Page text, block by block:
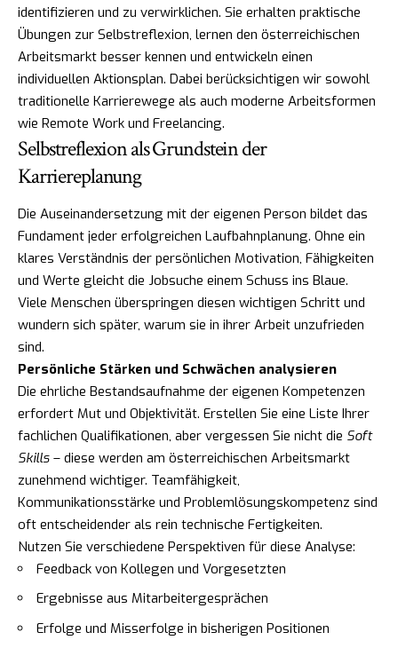
identifizieren und zu verwirklichen. Sie erhalten praktische
Übungen zur Selbstreflexion, lernen den österreichischen
Arbeitsmarkt besser kennen und entwickeln einen
individuellen Aktionsplan. Dabei berücksichtigen wir sowohl
traditionelle Karrierewege als auch moderne Arbeitsformen
wie Remote Work und Freelancing.
Selbstreflexion als Grundstein der
Karriereplanung
Die Auseinandersetzung mit der eigenen Person bildet das
Fundament jeder erfolgreichen Laufbahnplanung. Ohne ein
klares Verständnis der persönlichen Motivation, Fähigkeiten
und Werte gleicht die Jobsuche einem Schuss ins Blaue.
Viele Menschen überspringen diesen wichtigen Schritt und
wundern sich später, warum sie in ihrer Arbeit unzufrieden
sind.
Persönliche Stärken und Schwächen analysieren
Die ehrliche Bestandsaufnahme der eigenen Kompetenzen
erfordert Mut und Objektivität. Erstellen Sie eine Liste Ihrer
fachlichen Qualifikationen, aber vergessen Sie nicht die Soft
Skills – diese werden am österreichischen Arbeitsmarkt
zunehmend wichtiger. Teamfähigkeit,
Kommunikationsstärke und Problemlösungskompetenz sind
oft entscheidender als rein technische Fertigkeiten.
Nutzen Sie verschiedene Perspektiven für diese Analyse:
Feedback von Kollegen und Vorgesetzten
Ergebnisse aus Mitarbeitergesprächen
Erfolge und Misserfolge in bisherigen Positionen